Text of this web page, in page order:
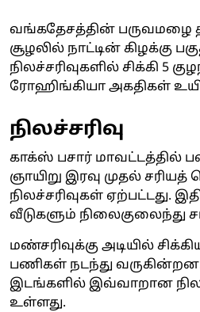
வங்கதேசத்தின் பருவமழை
சூழலில் நாட்டின் கிழக்கு
நிலச்சரிவுகளில் சிக்கி 5
ரோஹிங்கியா அகதிகள்
நிலச்சரிவு
காக்ஸ் பசார் மாவட்டத்தில்
ஞாயிறு இரவு முதல்
நிலச்சரிவுகள் ஏற்பட்டது.
வீடுகளும் நிலைகுலைந்து
மண்சரிவுக்கு அடியில்
பணிகள் நடந்து வருகின்றன.
இடங்களில் இவ்வாறான
உள்ளது.